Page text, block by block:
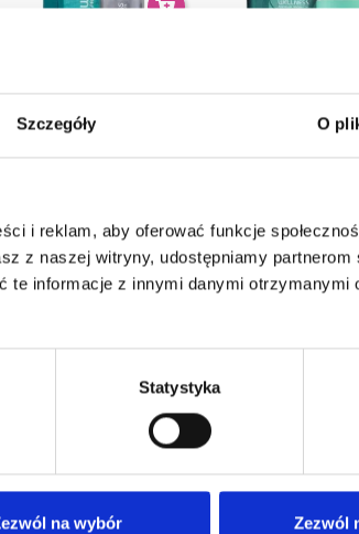
Szczegóły O
i reklam, aby oferować funkcje
z naszej witryny, udostępniamy partnerom
te informacje z innymi danymi otrzymanymi
Statystyka
na wybór Zezwól
129,00 zł 239,00